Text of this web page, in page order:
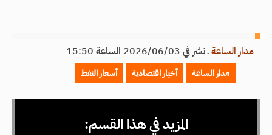
مدار الساعةـنشر في 2026/06/03 الساعة 15:50
مدار الساعة أخبار اقتصادية أسعار النفط
المزيد في هذا القسم: